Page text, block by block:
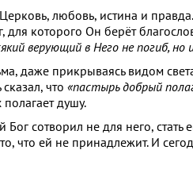
любовь, истина и
которого Он берёт
верующий в Него не погиб, но
даже прикрываясь видом
что «пастырь добрый
душу.
сотворил не для него,
что ей не принадлежит. И